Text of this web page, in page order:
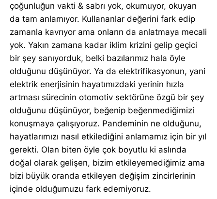
çoğunluğun vakti & sabrı yok, okumuyor, okuyan
da tam anlamıyor. Kullananlar değerini fark edip
zamanla kavrıyor ama onların da anlatmaya mecali
yok. Yakın zamana kadar iklim krizini gelip geçici
bir şey sanıyorduk, belki bazılarımız hala öyle
olduğunu düşünüyor. Ya da elektrifikasyonun, yani
elektrik enerjisinin hayatımızdaki yerinin hızla
artması sürecinin otomotiv sektörüne özgü bir şey
olduğunu düşünüyor, beğenip beğenmediğimizi
konuşmaya çalışıyoruz. Pandeminin ne olduğunu,
hayatlarımızı nasıl etkilediğini anlamamız için bir yıl
gerekti. Olan biten öyle çok boyutlu ki aslında
doğal olarak gelişen, bizim etkileyemediğimiz ama
bizi büyük oranda etkileyen değişim zincirlerinin
içinde olduğumuzu fark edemiyoruz.